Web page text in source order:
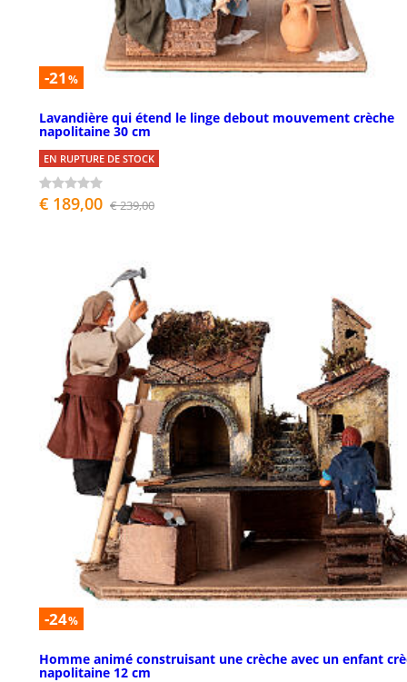
-21 %
Lavandière qui étend le linge debout mouvement crèche
napolitaine 30 cm
EN RUPTURE DE STOCK
€ 189,00 € 239,00
-24%
Homme animé construisant une crèche avec un enfant
napolitaine 12 cm